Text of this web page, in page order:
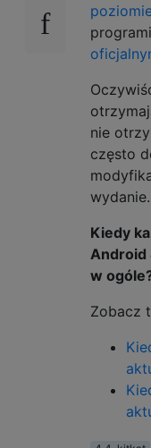
nie
często
wydanie.
Kiedy
Android
w
Zobacz